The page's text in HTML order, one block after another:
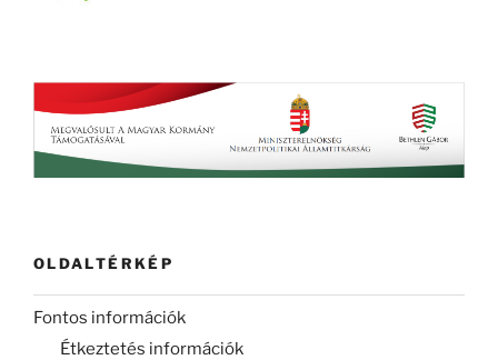
OLDALTÉRKÉP
Fontos információk
Étkeztetés információk